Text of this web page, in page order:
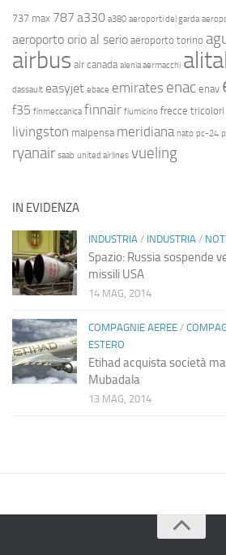
737 max 787 a330 a380 aeroporti del garda
aeroporto orio al serio aeroporto torino
airbus air canada alenia aermacchi
dassault easyjet ebace emirates enac enav
f35 finmeccanica finnair fiumicino frecce tricolori
livingston malpensa meridiana nato pc-24
ryanair saab united airlines vueling
IN EVIDENZA
INDUSTRIA / INDUSTRIA /
Spazio: Russia sospende
missili USA
14 MAG, 2014
COMPAGNIE AEREE /
ESTERO
Etihad acquista società
Mubadala
13 MAG, 2014